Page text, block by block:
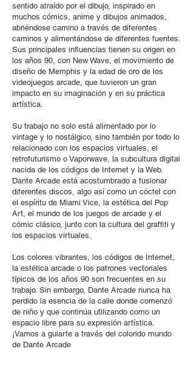
sentido atraído por el dibujo, inspirado en
muchos cómics, anime y dibujos animados,
abriéndose camino a través de diferentes
caminos y alimentándose de diferentes fuentes.
Sus principales influencias tienen su origen en
los años 90, con New Wave, el movimiento de
diseño de Memphis y la edad de oro de los
videojuegos arcade, que tuvieron un gran
impacto en su imaginación y en su práctica
artística.
Su trabajo no solo está alimentado por lo
vintage y lo nostálgico, sino también por todo lo
relacionado con los espacios virtuales, el
retrofuturismo o Vaporwave, la subcultura digital
nacida de los códigos de Internet y la Web.
Dante Arcade está acostumbrado a fusionar
diferentes discos, algo así como un cóctel con
el espíritu de Miami Vice, la estética del Pop
Art, el mundo de los juegos de arcade y el
cómic clásico, junto con la cultura del graffiti y
los espacios virtuales.
Los colores vibrantes, los códigos de Internet,
la estética arcade o los patrones vectoriales
típicos de los años 90 son frecuentes en su
trabajo. Sin embargo, Dante Arcade nunca ha
perdido la esencia de la calle donde comenzó
de niño y que continúa utilizando como un
espacio libre para su expresión artística.
¡Vamos a guiarte a través del colorido mundo
de Dante Arcade